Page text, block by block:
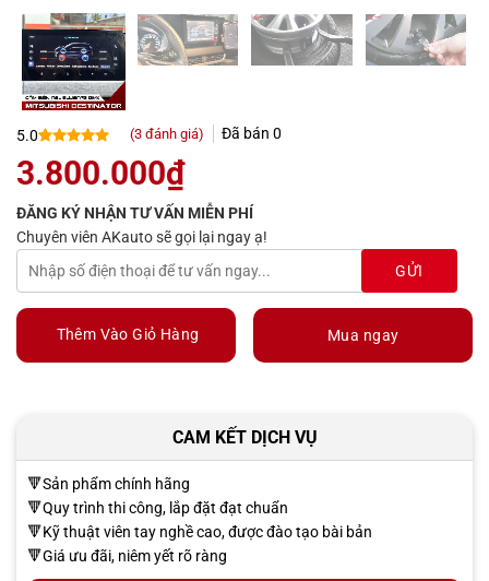
5.0
5.0trên 5
dựa trên
(3đánh giá) Đã bán 0
3.800.000₫
ĐĂNG KÝ NHẬN TƯ VẤN MIỄN PHÍ
Chuyên viên AKauto sẽ gọi lại ngay ạ!
Thêm Vào Giỏ Hàng Mua ngay
CAM KẾT DỊCH VỤ
🔻Sản phẩm chính hãng
🔻Quy trình thi công, lắp đặt đạt chuẩn
🔻Kỹ thuật viên tay nghề cao, được đào tạo bài bản
🔻Giá ưu đãi, niêm yết rõ ràng